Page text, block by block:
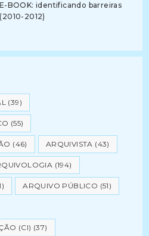
BOOK: identificando barreiras
2012)
(39)
(55)
(46) ARQUIVISTA (43)
(194)
ARQUIVO PÚBLICO (51)
(CI) (37)